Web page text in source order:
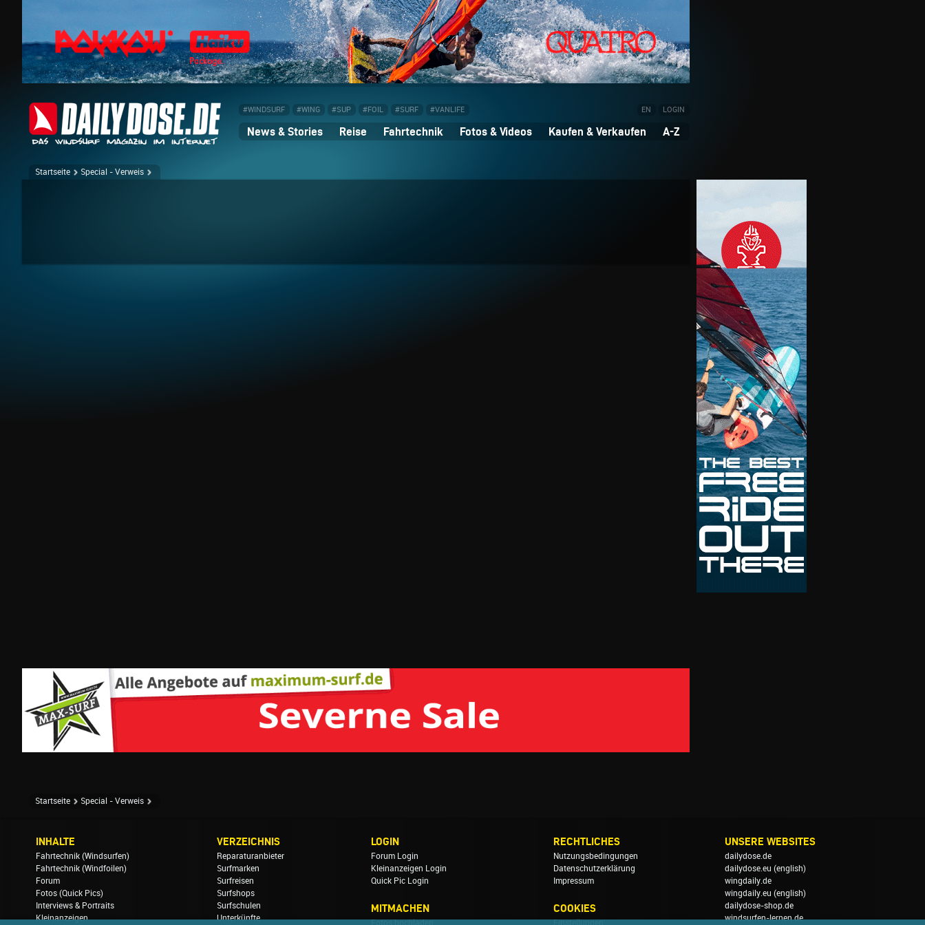
#WINDSURF #WING #SUP #FOIL #SURF #VANLIFE EN LOGIN
News & Stories Reise Fahrtechnik Fotos & Videos Kaufen & Verkaufen A-Z
Startseite Special - Verweis
Startseite Special - Verweis
INHALTE
Fahrtechnik (Windsurfen)
Fahrtechnik (Windfoilen)
Forum
Fotos (Quick Pics)
Interviews & Portraits
Kleinanzeigen
VERZEICHNIS
Reparaturanbieter
Surfmarken
Surfreisen
Surfshops
Surfschulen
Unterkünfte
LOGIN
Forum Login
Kleinanzeigen Login
Quick Pic Login
MITMACHEN
Fotos hochladen
RECHTLICHES
Nutzungsbedingungen
Datenschutzerklärung
Impressum
COOKIES
Einstellungen
UNSERE WEBSITES
dailydose.de
dailydose.eu (english)
wingdaily.de
wingdaily.eu (english)
dailydose-shop.de
windsurfen-lernen.de